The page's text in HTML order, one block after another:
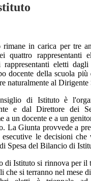
in carica per tre
quattro rappresentanti
rappresentanti eletti
docente della scuola
naturalmente al Dirigente
di Istituto è
e dal Direttore dei
a un docente e a un
La Giunta provvede a
le decisioni che
Spesa del Bilancio di
di Istituto si rinnova per il
che si terranno nel mese